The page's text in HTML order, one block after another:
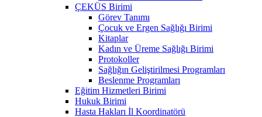
ÇEKÜS Birimi
Görev Tanımı
Çocuk ve Ergen Sağlığı Birimi
Kitaplar
Kadın ve Üreme Sağlığı Birimi
Protokoller
Sağlığın Geliştirilmesi Programları
Beslenme Programları
Eğitim Hizmetleri Birimi
Hukuk Birimi
Hasta Hakları İl Koordinatörü